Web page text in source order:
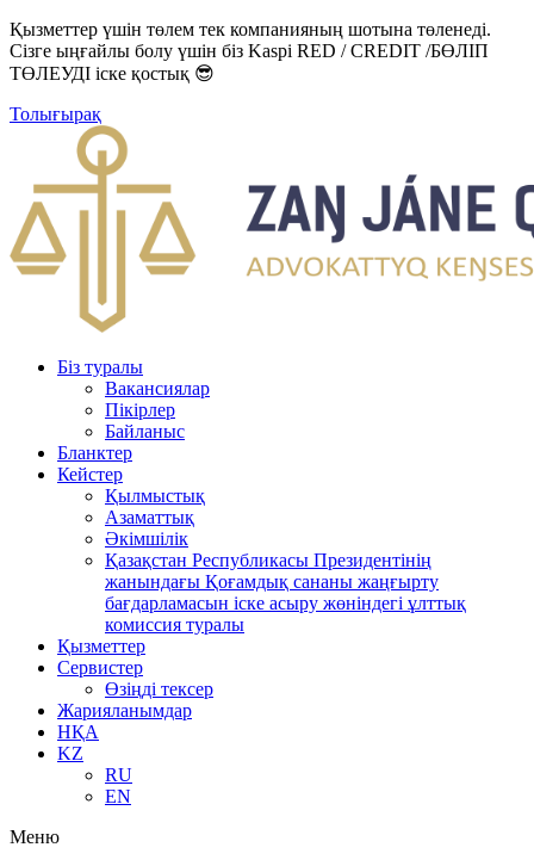
Қызметтер үшін төлем тек компанияның шотына төленеді.
Сізге ыңғайлы болу үшін біз Kaspi RED / CREDIT /БӨЛІП
ТӨЛЕУДІ іске қостық 😎
Толығырақ
Біз туралы
Вакансиялар
Пікірлер
Байланыс
Бланктер
Кейстер
Қылмыстық
Азаматтық
Әкімшілік
Қазақстан Республикасы Президентінің
жанындағы Қоғамдық сананы жаңғырту
бағдарламасын іске асыру жөніндегі ұлттық
комиссия туралы
Қызметтер
Сервистер
Өзіңді тексер
Жарияланымдар
НҚА
KZ
RU
EN
Меню